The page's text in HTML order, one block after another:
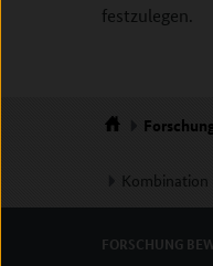
festzulegen.
Kombination
FORSCHUNG